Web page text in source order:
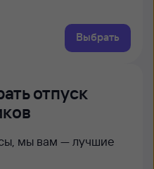
Выбрать
отпуск
мы вам — лучшие